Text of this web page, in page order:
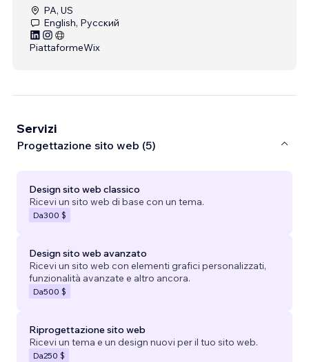
PA, US
English, Русский
PiattaformeWix
Servizi
Progettazione sito web (5)
Design sito web classico
Ricevi un sito web di base con un tema.
Da300 $
Design sito web avanzato
Ricevi un sito web con elementi grafici personalizzati,
funzionalità avanzate e altro ancora.
Da500 $
Riprogettazione sito web
Ricevi un tema e un design nuovi per il tuo sito web.
Da250 $